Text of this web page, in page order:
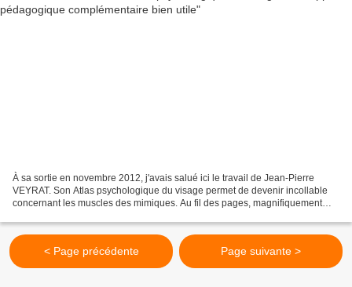
À sa sortie en novembre 2012, j'avais salué ici le travail de Jean-Pierre
VEYRAT. Son Atlas psychologique du visage permet de devenir incollable
concernant les muscles des mimiques. Au fil des pages, magnifiquement
< Page précédente Page suivante >